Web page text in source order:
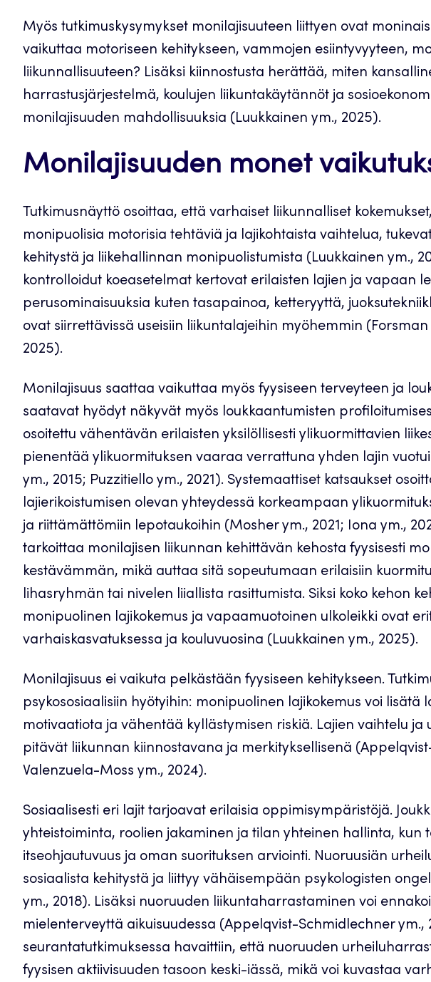
Myös tutkimuskysymykset monilajisuuteen liittyen ovat
vaikuttaa motoriseen kehitykseen, vammojen esiintyvyyteen,
liikunnallisuuteen? Lisäksi kiinnostusta herättää, miten
harrastusjärjestelmä, koulujen liikuntakäytännöt ja
monilajisuuden mahdollisuuksia (Luukkainen ym., 2025).
Monilajisuuden monet
Tutkimusnäyttö osoittaa, että varhaiset liikunnalliset
monipuolisia motorisia tehtäviä ja lajikohtaista vaihtelua,
kehitystä ja liikehallinnan monipuolistumista (Luukkainen ym.,
kontrolloidut koeasetelmat kertovat erilaisten lajien ja vapaan
perusominaisuuksia kuten tasapainoa, ketteryyttä,
ovat siirrettävissä useisiin liikuntalajeihin myöhemmin (Forsman
2025).
Monilajisuus saattaa vaikuttaa myös fyysiseen terveyteen ja
saatavat hyödyt näkyvät myös loukkaantumisten
osoitettu vähentävän erilaisten yksilöllisesti ylikuormittavien
pienentää ylikuormituksen vaaraa verrattuna yhden lajin
ym., 2015; Puzzitiello ym., 2021). Systemaattiset katsaukset
lajierikoistumisen olevan yhteydessä korkeampaan
ja riittämättömiin lepotaukoihin (Mosher ym., 2021; Iona ym.,
tarkoittaa monilajisen liikunnan kehittävän kehosta fyysisesti
kestävämmän, mikä auttaa sitä sopeutumaan erilaisiin
lihasryhmän tai nivelen liiallista rasittumista. Siksi koko kehon
monipuolinen lajikokemus ja vapaamuotoinen ulkoleikki ovat
varhaiskasvatuksessa ja kouluvuosina (Luukkainen ym., 2025).
Monilajisuus ei vaikuta pelkästään fyysiseen kehitykseen.
psykososiaalisiin hyötyihin: monipuolinen lajikokemus voi lisätä
motivaatiota ja vähentää kyllästymisen riskiä. Lajien vaihtelu ja
pitävät liikunnan kiinnostavana ja merkityksellisenä
Valenzuela-Moss ym., 2024).
Sosiaalisesti eri lajit tarjoavat erilaisia oppimisympäristöjä.
yhteistoiminta, roolien jakaminen ja tilan yhteinen hallinta, kun
itseohjautuvuus ja oman suorituksen arviointi. Nuoruusiän
sosiaalista kehitystä ja liittyy vähäisempään psykologisten
ym., 2018). Lisäksi nuoruuden liikuntaharrastaminen voi
mielenterveyttä aikuisuudessa (Appelqvist-Schmidlechner ym.,
seurantatutkimuksessa havaittiin, että nuoruuden
fyysisen aktiivisuuden tasoon keski-iässä, mikä voi kuvastaa